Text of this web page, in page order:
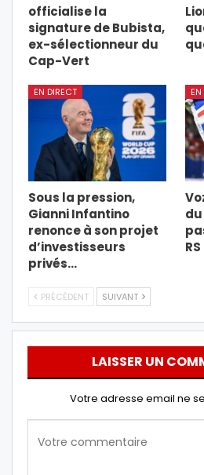
officialise la
signature de Bubista,
ex-sélectionneur du
Cap-Vert
EN DIRECT
Sous la pression,
Gianni Infantino
renonce à son projet
d’investisseurs
privés…
du
PRÉCÉDENT SUIVANT
LAISSER UN
Votre adresse email ne